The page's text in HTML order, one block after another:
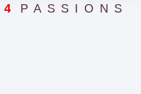
4 PASSIONS